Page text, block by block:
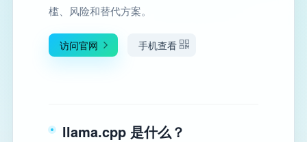
槛、风险和替代方案。
访问官网 手机查看
llama.cpp 是什么？